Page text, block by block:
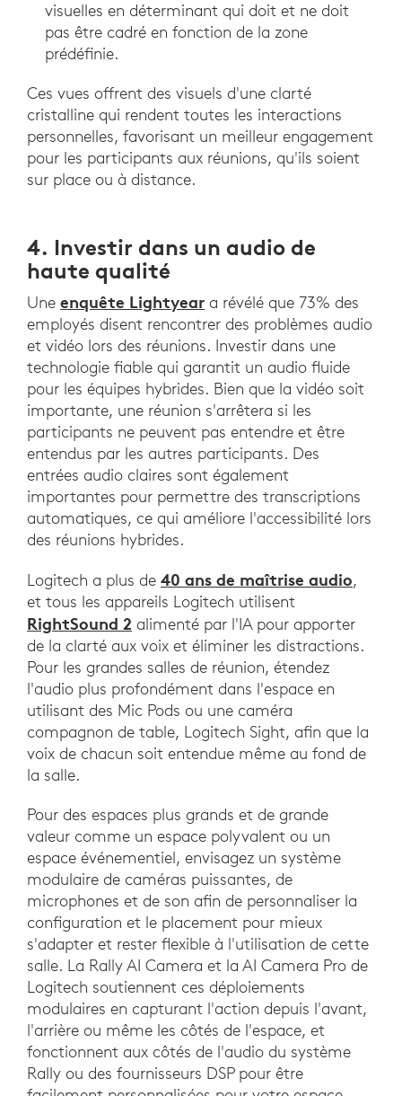
visuelles en déterminant qui doit et ne doit
pas être cadré en fonction de la zone
prédéfinie.
Ces vues offrent des visuels d'une clarté
cristalline qui rendent toutes les interactions
personnelles, favorisant un meilleur engagement
pour les participants aux réunions, qu'ils soient
sur place ou à distance.
4. Investir dans un audio de
haute qualité
Une enquête Lightyear a révélé que 73% des
employés disent rencontrer des problèmes audio
et vidéo lors des réunions. Investir dans une
technologie fiable qui garantit un audio fluide
pour les équipes hybrides. Bien que la vidéo soit
importante, une réunion s'arrêtera si les
participants ne peuvent pas entendre et être
entendus par les autres participants. Des
entrées audio claires sont également
importantes pour permettre des transcriptions
automatiques, ce qui améliore l'accessibilité lors
des réunions hybrides.
Logitech a plus de 40 ans de maîtrise audio,
et tous les appareils Logitech utilisent
RightSound 2 alimenté par l'IA pour apporter
de la clarté aux voix et éliminer les distractions.
Pour les grandes salles de réunion, étendez
l'audio plus profondément dans l'espace en
utilisant des Mic Pods ou une caméra
compagnon de table, Logitech Sight, afin que la
voix de chacun soit entendue même au fond de
la salle.
Pour des espaces plus grands et de grande
valeur comme un espace polyvalent ou un
espace événementiel, envisagez un système
modulaire de caméras puissantes, de
microphones et de son afin de personnaliser la
configuration et le placement pour mieux
s'adapter et rester flexible à l'utilisation de cette
salle. La Rally AI Camera et la AI Camera Pro de
Logitech soutiennent ces déploiements
modulaires en capturant l'action depuis l'avant,
l'arrière ou même les côtés de l'espace, et
fonctionnent aux côtés de l'audio du système
Rally ou des fournisseurs DSP pour être